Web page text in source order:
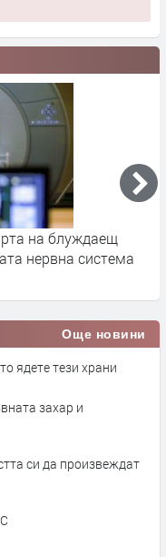
на блуждаещ
нервна система
Още новини
ядете тези храни
захар и
си да произвеждат